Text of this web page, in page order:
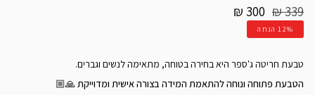
300 ₪מחיר
רגיל
339 ₪
12%הנחה
טבעת חריטה ג'ספר היא בחירה בטוחה, מתאימה לנשים וגברים.
הטבעת פתוחה ונוחה להתאמת המידה בצורה אישית ומדוייקת 🙏🏼